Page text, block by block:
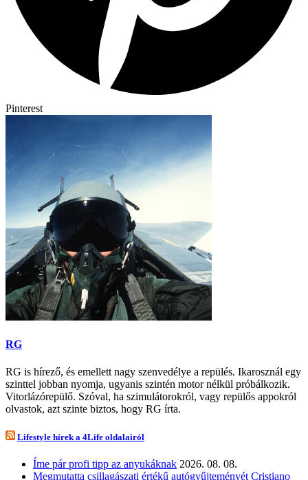
Pinterest
RG
RG is hírező, és emellett nagy szenvedélye a repülés. Ikarosznál egy
szinttel jobban nyomja, ugyanis szintén motor nélkül próbálkozik.
Vitorlázórepülő. Szóval, ha szimulátorokról, vagy repülős appokról
olvastok, azt szinte biztos, hogy RG írta.
Lifestyle hírek a 4Life oldalairól
Íme pár profi tipp az anyukáknak 2026. 08. 08.
Megmutatta csillagászati értékű autógyűjteményét Cristiano